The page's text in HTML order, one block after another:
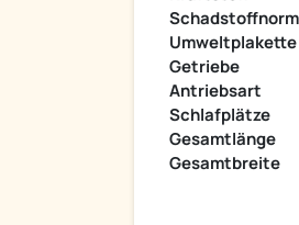
Schadstoffnorm
Umweltplakette
Getriebe
Antriebsart
Schlafplätze
Gesamtlänge
Gesamtbreite